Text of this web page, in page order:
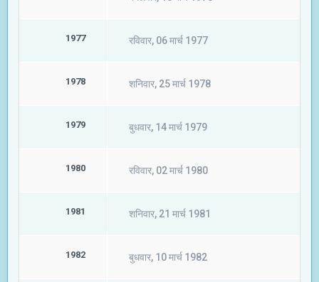
1977 रविवार, 06 मार्च 1977
1978 शनिवार, 25 मार्च 1978
1979 बुधवार, 14 मार्च 1979
1980 रविवार, 02 मार्च 1980
1981 शनिवार, 21 मार्च 1981
1982 बुधवार, 10 मार्च 1982